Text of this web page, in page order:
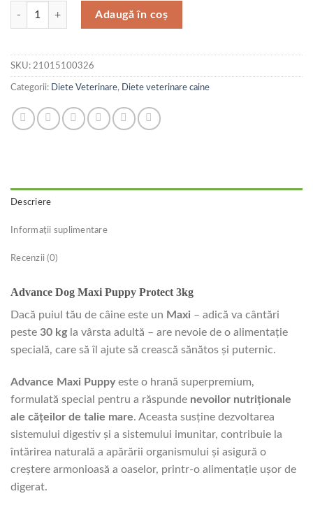
Cantitate Advance Dog Maxi Puppy Protect 3 kg
Adaugă în coș
SKU: 21015100326
Categorii: Diete Veterinare, Diete veterinare caine
Descriere
Informații suplimentare
Recenzii (0)
Advance Dog Maxi Puppy Protect 3kg
Dacă puiul tău de câine este un Maxi – adică va cântări
peste 30 kgla vârsta adultă – are nevoie de o alimentație
specială, care să îl ajute să crească sănătos și puternic.
Advance Maxi Puppyeste o hrană superpremium,
formulată special pentru a răspunde nevoilor nutriționale
ale cățeilor de talie mare. Aceasta susține dezvoltarea
sistemului digestiv și a sistemului imunitar, contribuie la
întărirea naturală a apărării organismului și asigură o
creștere armonioasă a oaselor, printr-o alimentație ușor de
digerat.